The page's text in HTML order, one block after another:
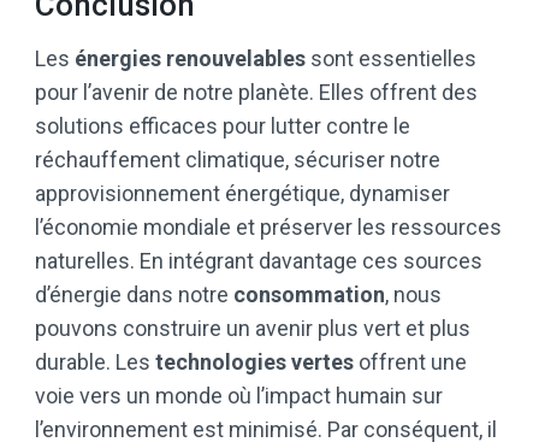
Les énergies renouvelables sont essentielles
pour l’avenir de notre planète. Elles offrent des
solutions efficaces pour lutter contre le
réchauffement climatique, sécuriser notre
approvisionnement énergétique, dynamiser
l’économie mondiale et préserver les ressources
naturelles. En intégrant davantage ces sources
d’énergie dans notre consommation, nous
pouvons construire un avenir plus vert et plus
durable. Les technologies vertes offrent une
voie vers un monde où l’impact humain sur
l’environnement est minimisé. Par conséquent, il